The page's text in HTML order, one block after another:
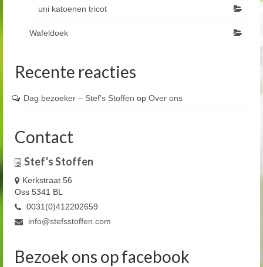
uni katoenen tricot
Wafeldoek
Recente reacties
Dag bezoeker – Stef's Stoffen op Over ons
Contact
Stef's Stoffen
Kerkstraat 56
Oss 5341 BL
0031(0)412202659
info@stefsstoffen.com
Bezoek ons op facebook